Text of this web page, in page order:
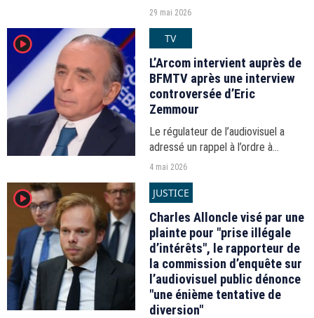
vivement critiqué la présence de
L’ancienne patronne de RT France,
29 mai 2026
player2 TV
L’Arcom intervient auprès de
BFMTV après une interview
controversée d’Eric
Zemmour
Le régulateur de l’audiovisuel a
adressé un rappel à l’ordre à
BFMTV après la diffusion d’une
Zemmour dans l’émission "BFM
4 mai 2026
player2 JUSTICE
Charles Alloncle visé par une
plainte pour "prise illégale
d’intérêts", le rapporteur de
la commission d’enquête sur
l’audiovisuel public dénonce
"une énième tentative de
diversion"